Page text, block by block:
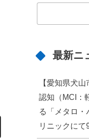
最新ニ
【愛知県犬
認知（MCI：
る「メタロ・
リニックに